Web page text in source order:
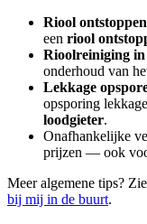
Riool ontstoppen
een riool
Rioolreiniging in
onderhoud van
Lekkage
opsporing
loodgieter.
Onafhankelijke
prijzen — ook
Meer algemene tips?
bij mij in de buurt.